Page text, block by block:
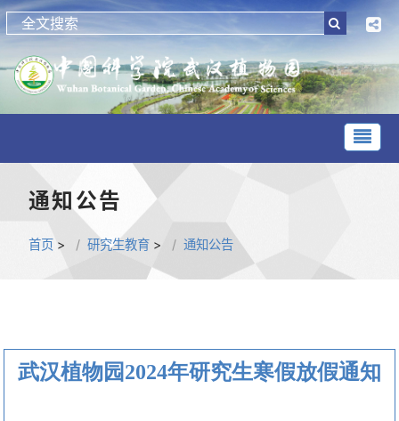
通知公告
首页 > 研究生教育 > 通知公告
武汉植物园2024年研究生寒假放假通知